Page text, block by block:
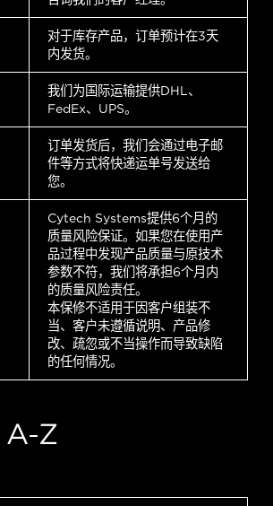
对于库存产品，订单预计在3天
内发货。
我们为国际运输提供DHL、
FedEx、UPS。
订单发货后，我们会通过电子邮
件等方式将快递运单号发送给
您。
Cytech Systems提供6个月的
质量风险保证。如果您在使用产
品过程中发现产品质量与原技术
参数不符，我们将承担6个月内
的质量风险责任。
本保修不适用于因客户组装不
当、客户未遵循说明、产品修
改、疏忽或不当操作而导致缺陷
的任何情况。
A-Z